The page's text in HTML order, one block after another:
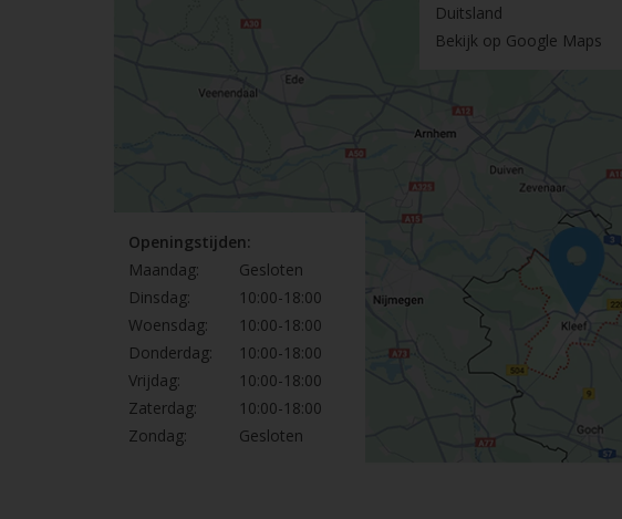
Duitsland
Bekijk op Google Maps
Openingstijden:
Maandag:
Gesloten
Dinsdag:
10:00-18:00
Woensdag:
10:00-18:00
Donderdag:
10:00-18:00
Vrijdag:
10:00-18:00
Zaterdag:
10:00-18:00
Zondag:
Gesloten